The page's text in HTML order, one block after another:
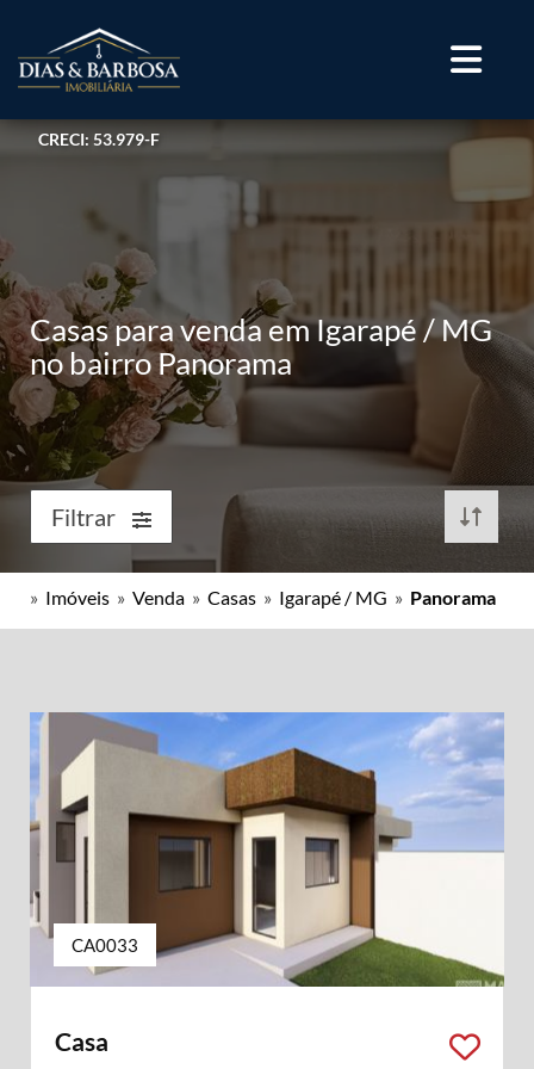
CRECI: 53.979-F
Casas para venda em Igarapé / MG
no bairro Panorama
Filtrar
» Imóveis » Venda » Casas » Igarapé / MG » Panorama
CA0033
Casa